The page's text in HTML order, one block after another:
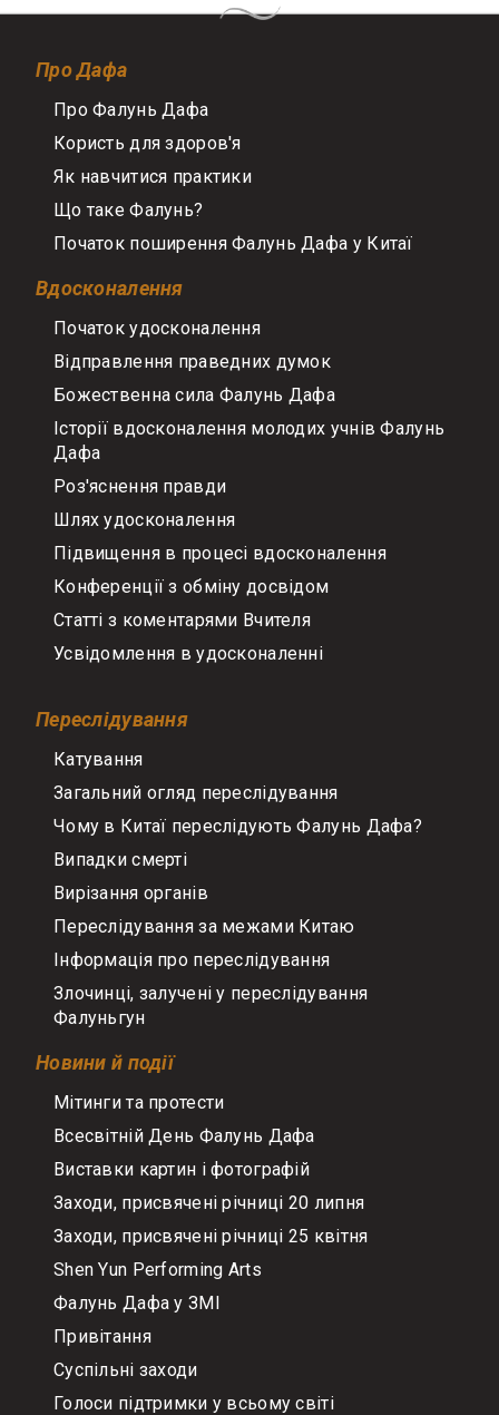
Про Дафа
Про Фалунь Дафа
Користь для здоров'я
Як навчитися практики
Що таке Фалунь?
Початок поширення Фалунь Дафа у Китаї
Вдосконалення
Початок удосконалення
Відправлення праведних думок
Божественна сила Фалунь Дафа
Історії вдосконалення молодих учнів Фалунь
Дафа
Роз'яснення правди
Шлях удосконалення
Підвищення в процесі вдосконалення
Конференції з обміну досвідом
Статті з коментарями Вчителя
Усвідомлення в удосконаленні
Переслідування
Катування
Загальний огляд переслідування
Чому в Китаї переслідують Фалунь Дафа?
Випадки смерті
Вирізання органів
Переслідування за межами Китаю
Інформація про переслідування
Злочинці, залучені у переслідування
Фалуньгун
Новини й події
Мітинги та протести
Всесвітній День Фалунь Дафа
Виставки картин і фотографій
Заходи, присвячені річниці 20 липня
Заходи, присвячені річниці 25 квітня
Shen Yun Performing Arts
Фалунь Дафа у ЗМІ
Привітання
Суспільні заходи
Голоси підтримки у всьому світі